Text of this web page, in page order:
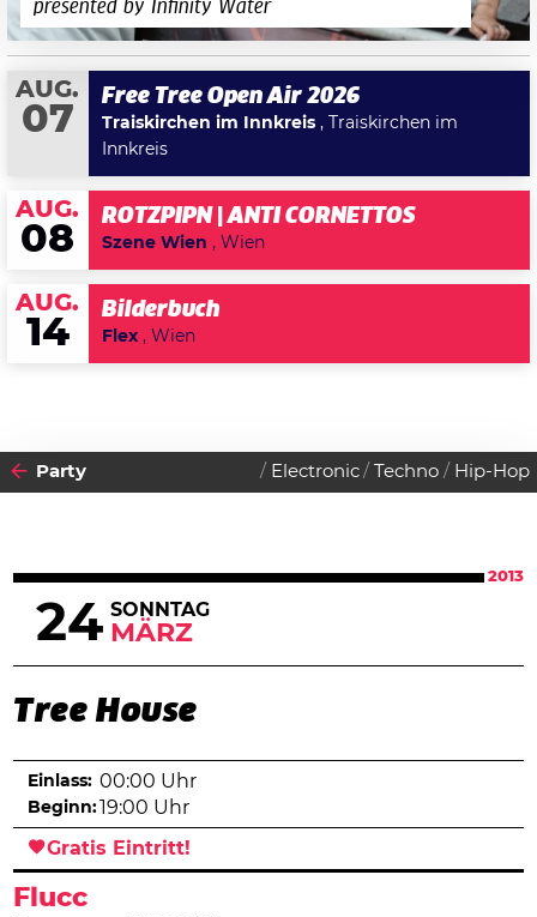
presented by Infinity Water
AUG.
07
Free Tree Open Air 2026
Traiskirchen im Innkreis , Traiskirchen im
Innkreis
AUG.
08
ROTZPIPN | ANTI CORNETTOS
Szene Wien , Wien
AUG.
14
Bilderbuch
Flex , Wien
Party Electronic Techno Hip-Hop
2013
24 SONNTAG
MÄRZ
Tree House
Flucc
Einlass: 00:00 Uhr
Beginn: 19:00 Uhr
Gratis Eintritt!